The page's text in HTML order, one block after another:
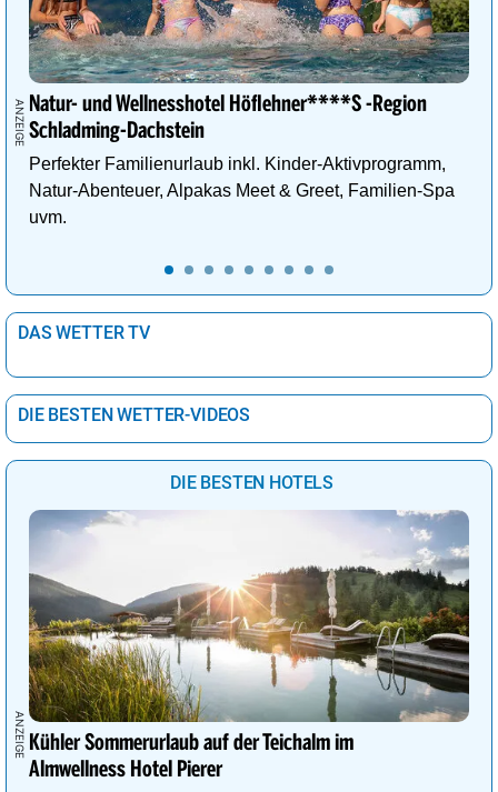
Natur- und Wellnesshotel Höflehner****S -Region
Schladming-Dachstein
Perfekter Familienurlaub inkl. Kinder-Aktivprogramm,
Natur-Abenteuer, Alpakas Meet & Greet, Familien-Spa
uvm.
DAS WETTER TV
DIE BESTEN WETTER-VIDEOS
DIE BESTEN HOTELS
Kühler Sommerurlaub auf der Teichalm im
Almwellness Hotel Pierer